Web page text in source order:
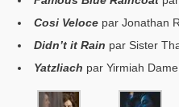
Cosi Velocepar Jonathan
Didn’t it Rain par Sister
Yatzliach par Yirmiah